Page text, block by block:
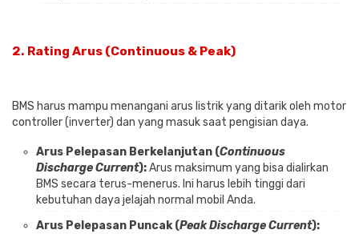
2. Rating Arus (Continuous & Peak)
BMS harus mampu menangani arus listrik yang ditarik oleh motor
controller (inverter) dan yang masuk saat pengisian daya.
Arus Pelepasan Berkelanjutan (Continuous
Discharge Current):Arus maksimum yang bisa dialirkan
BMS secara terus-menerus. Ini harus lebih tinggi dari
kebutuhan daya jelajah normal mobil Anda.
Arus Pelepasan Puncak (Peak Discharge Current):